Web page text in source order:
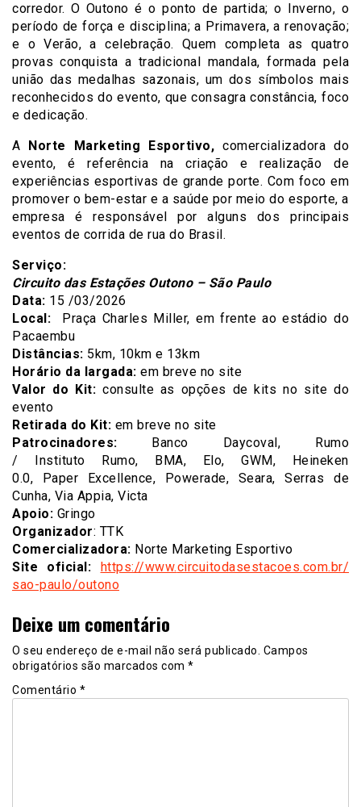
corredor. O Outono é o ponto de partida; o Inverno, o
período de força e disciplina; a Primavera, a renovação;
e o Verão, a celebração. Quem completa as quatro
provas conquista a tradicional mandala, formada pela
união das medalhas sazonais, um dos símbolos mais
reconhecidos do evento, que consagra constância, foco
e dedicação.
A Norte Marketing Esportivo, comercializadora do
evento, é referência na criação e realização de
experiências esportivas de grande porte. Com foco em
promover o bem-estar e a saúde por meio do esporte, a
empresa é responsável por alguns dos principais
eventos de corrida de rua do Brasil.
Serviço:
Circuito das Estações Outono – São Paulo
Data: 15 /03/2026
Local: Praça Charles Miller, em frente ao estádio do
Pacaembu
Distâncias: 5km, 10km e 13km
Horário da largada: em breve no site
Valor do Kit:consulte as opções de kits no site do
evento
Retirada do Kit: em breve no site
Patrocinadores: Banco Daycoval, Rumo
/ Instituto Rumo, BMA, Elo, GWM, Heineken
0.0, Paper Excellence, Powerade, Seara, Serras de
Cunha, Via Appia, Victa
Apoio: Gringo
Organizador: TTK
Comercializadora: Norte Marketing Esportivo
Site oficial: https://www.circuitodasestacoes.com.br/
sao-paulo/outono
Deixe um comentário
O seu endereço de e-mail não será publicado. Campos
obrigatórios são marcados com *
Comentário *